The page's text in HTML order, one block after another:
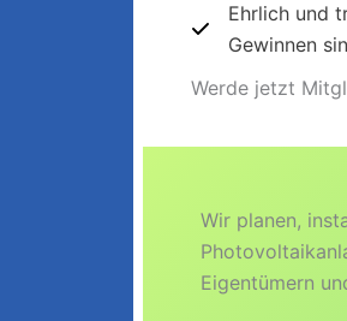
Ehrlich und
Gewinnen
Werde jetzt
Wir planen,
Eigentümern